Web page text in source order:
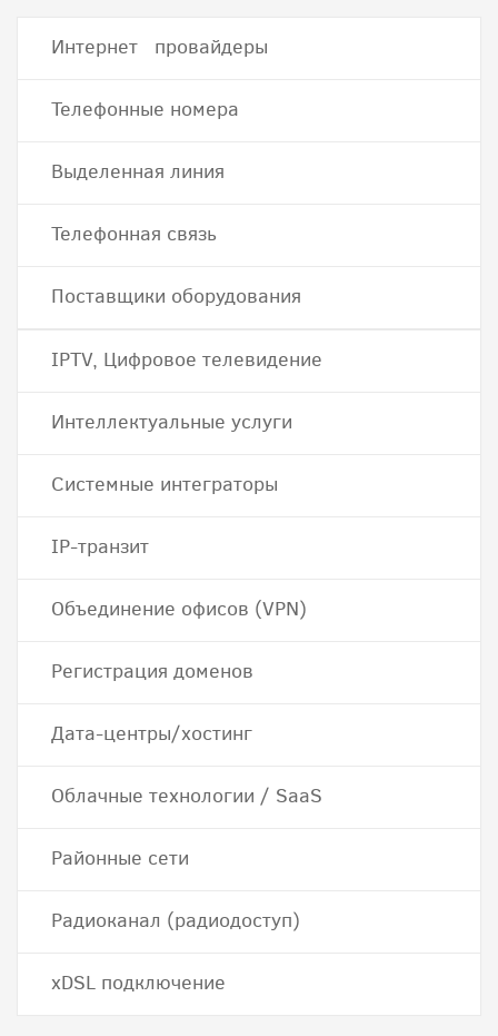
Интернет провайдеры
Телефонные номера
Выделенная линия
Телефонная связь
Поставщики оборудования
IPTV, Цифровое телевидение
Интеллектуальные услуги
Системные интеграторы
IP-транзит
Объединение офисов (VPN)
Регистрация доменов
Дата-центры/хостинг
Облачные технологии / SaaS
Районные сети
Радиоканал (радиодоступ)
хDSL подключение